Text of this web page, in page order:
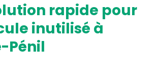
inutilisé à
Pénil